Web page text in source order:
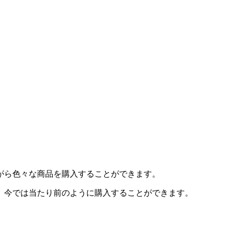
色々な商品を購入することができます。
では当たり前のように購入することができます。